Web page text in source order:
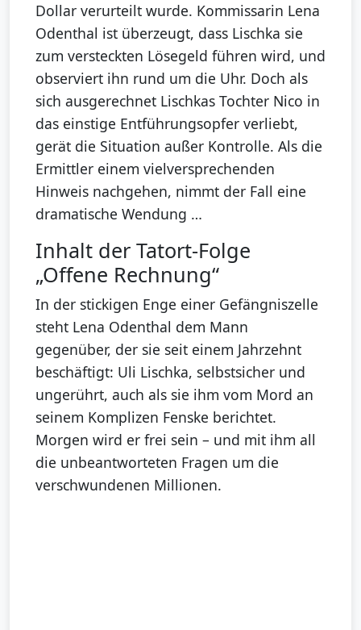
Dollar verurteilt wurde. Kommissarin Lena
Odenthal ist überzeugt, dass Lischka sie
zum versteckten Lösegeld führen wird, und
observiert ihn rund um die Uhr. Doch als
sich ausgerechnet Lischkas Tochter Nico in
das einstige Entführungsopfer verliebt,
gerät die Situation außer Kontrolle. Als die
Ermittler einem vielversprechenden
Hinweis nachgehen, nimmt der Fall eine
dramatische Wendung …
Inhalt der Tatort-Folge
„Offene Rechnung“
In der stickigen Enge einer Gefängniszelle
steht Lena Odenthal dem Mann
gegenüber, der sie seit einem Jahrzehnt
beschäftigt: Uli Lischka, selbstsicher und
ungerührt, auch als sie ihm vom Mord an
seinem Komplizen Fenske berichtet.
Morgen wird er frei sein – und mit ihm all
die unbeantworteten Fragen um die
verschwundenen Millionen.